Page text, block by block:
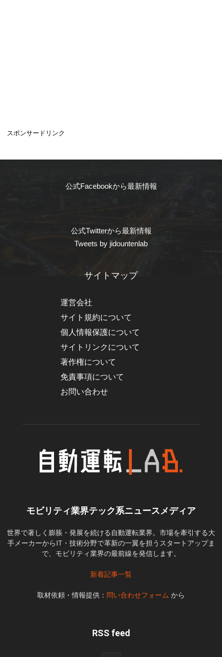
スポンサードリンク
公式Facebookから最新情報
公式Twitterから最新情報
Tweets by jidountenlab
サイトマップ
運営会社
サイト規約について
個人情報保護について
サイトリンクについて
著作権について
免責事項について
お問い合わせ
モビリティ業界テック系ニュースメディア
世界で著しく膨脹・発展を続ける自動運転業界。市場を牽引する大
手メーカーからIT・技術分野で革新の一翼を担うスタートアップま
で、モビリティ業界の最前線を発信します。
新着記事一覧
取材依頼・情報提供： 問い合わせフォーム から
RSS feed